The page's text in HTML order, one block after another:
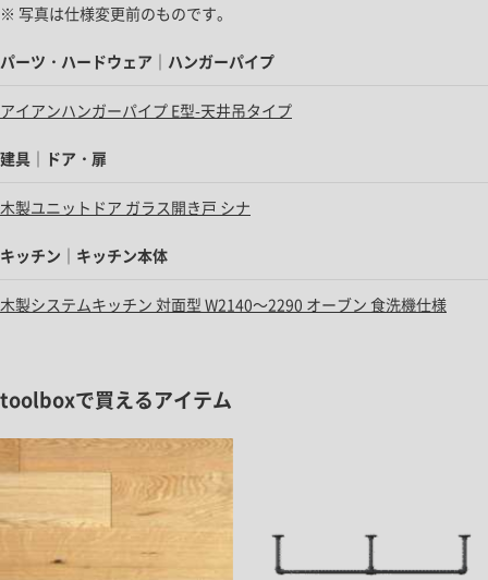
※ 写真は仕様変更前のものです。
パーツ・ハードウェア｜ハンガーパイプ
アイアンハンガーパイプ E型-天井吊タイプ
建具｜ドア・扉
木製ユニットドア ガラス開き戸 シナ
キッチン｜キッチン本体
木製システムキッチン 対面型 W2140～2290 オーブン 食洗機仕様
toolboxで買えるアイテム